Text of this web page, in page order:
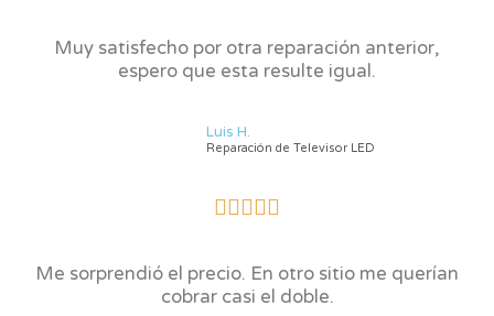
Muy satisfecho por otra reparación anterior,
espero que esta resulte igual.
Luis H.
Reparación de Televisor LED

o
r
Me sorprendió el precio. En otro sitio me querían
cobrar casi el doble.